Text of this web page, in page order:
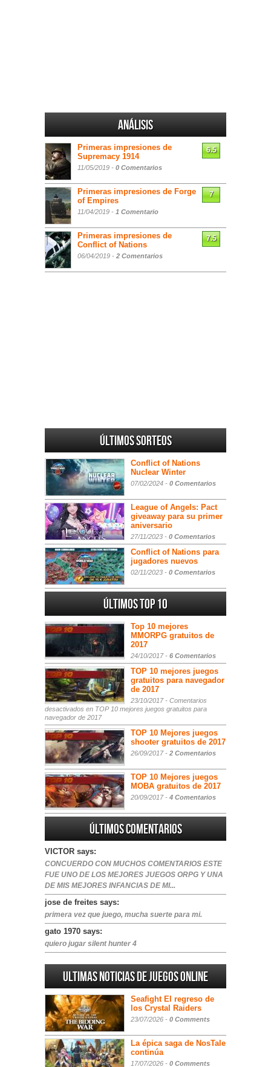
Análisis
Primeras impresiones de
Supremacy 1914
11/05/2019 - 0 Comentarios
6.5
Primeras impresiones de Forge
of Empires
11/04/2019 - 1 Comentario
7
Primeras impresiones de
Conflict of Nations
06/04/2019 - 2 Comentarios
7.5
Últimos sorteos
Conflict of Nations
Nuclear Winter
07/02/2024 - 0 Comentarios
League of Angels: Pact
giveaway para su primer
aniversario
27/11/2023 - 0 Comentarios
Conflict of Nations para
jugadores nuevos
02/11/2023 - 0 Comentarios
Últimos Top 10
Top 10 mejores
MMORPG gratuitos de
2017
24/10/2017 - 6 Comentarios
TOP 10 mejores juegos
gratuitos para navegador
de 2017
23/10/2017 - Comentarios
desactivados en TOP 10 mejores juegos gratuitos para
navegador de 2017
TOP 10 Mejores juegos
shooter gratuitos de 2017
26/09/2017 - 2 Comentarios
TOP 10 Mejores juegos
MOBA gratuitos de 2017
20/09/2017 - 4 Comentarios
Últimos comentarios
VICTOR says:
CONCUERDO CON MUCHOS COMENTARIOS ESTE
FUE UNO DE LOS MEJORES JUEGOS ORPG Y UNA
DE MIS MEJORES INFANCIAS DE MI...
jose de freites says:
primera vez que juego, mucha suerte para mi.
gato 1970 says:
quiero jugar silent hunter 4
Ultimas noticias de juegos online
Seafight El regreso de
los Crystal Raiders
23/07/2026 - 0 Comments
La épica saga de NosTale
continúa
17/07/2026 - 0 Comments